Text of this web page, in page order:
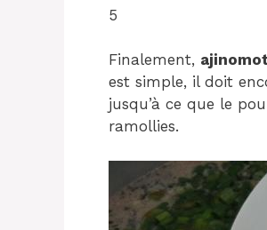
5
Finalement,
est simple, il doit
jusqu’à ce que le
ramollies.